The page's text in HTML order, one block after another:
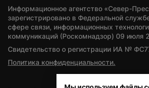
Информационное агентство «Север-
зарегистрировано в Федеральной
сфере связи, информационных
коммуникаций (Роскомнадзор) 09 июля
Свидетельство о регистрации ИА №
Политика конфиденциальности.